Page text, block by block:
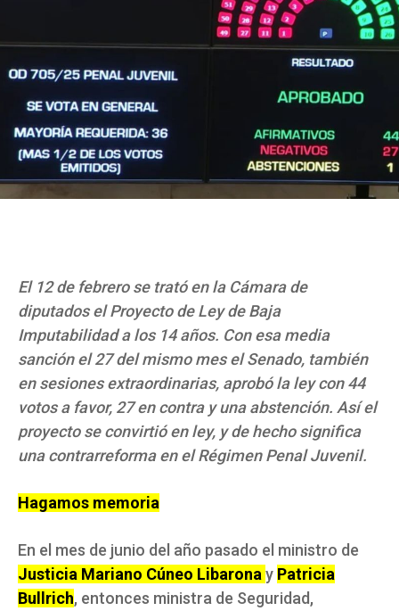
El 12 de febrero se trató en la Cámara de
diputados el Proyecto de Ley de Baja
Imputabilidad a los 14 años. Con esa media
sanción el 27 del mismo mes el Senado, también
en sesiones extraordinarias, aprobó la ley con 44
votos a favor, 27 en contra y una abstención. Así el
proyecto se convirtió en ley, y de hecho significa
una contrarreforma en el Régimen Penal Juvenil.
Hagamos memoria
En el mes de junio del año pasado el ministro de
Justicia Mariano Cúneo Libarona y Patricia
Bullrich, entonces ministra de Seguridad,